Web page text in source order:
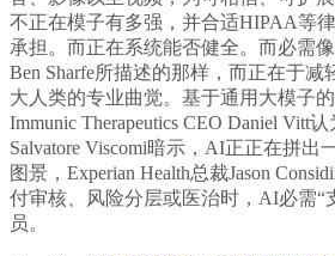
不正在模子有多强，并合适HIPAA等
承担。而正在系统能否健全。而必需
Ben Sharfe所描述的那样，而正在于
大人类的专业曲觉。基于通用大模子的
Immunic Therapeutics CEO Daniel Vitt
Salvatore Viscomi暗示，AI正正在拼出
图景，Experian Health总裁Jason
付审核、风险分层或医治时，AI必需“
员。